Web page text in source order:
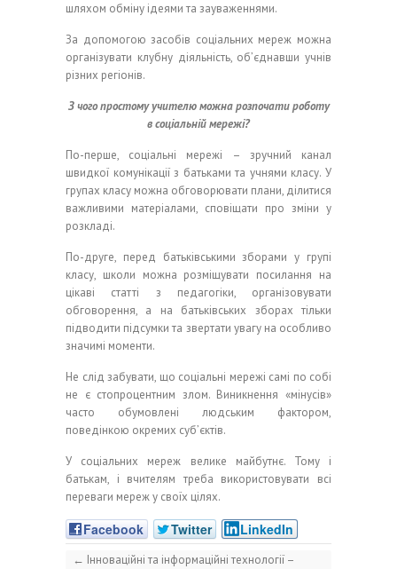
шляхом обміну ідеями та зауваженнями.
За допомогою засобів соціальних мереж можна
організувати клубну діяльність, об’єднавши учнів
різних регіонів.
З чого простому учителю можна розпочати роботу
в соціальній мережі?
По-перше, соціальні мережі – зручний канал
швидкої комунікації з батьками та учнями класу. У
групах класу можна обговорювати плани, ділитися
важливими матеріалами, сповіщати про зміни у
розкладі.
По-друге, перед батьківськими зборами у групі
класу, школи можна розміщувати посилання на
цікаві статті з педагогіки, організовувати
обговорення, а на батьківських зборах тільки
підводити підсумки та звертати увагу на особливо
значимі моменти.
Не слід забувати, що соціальні мережі самі по собі
не є стопроцентним злом. Виникнення «мінусів»
часто обумовлені людським фактором,
поведінкою окремих суб’єктів.
У соціальних мереж велике майбутнє. Тому і
батькам, і вчителям треба використовувати всі
переваги мереж у своїх цілях.
Facebook Twitter LinkedIn
← Інноваційні та інформаційні технології –